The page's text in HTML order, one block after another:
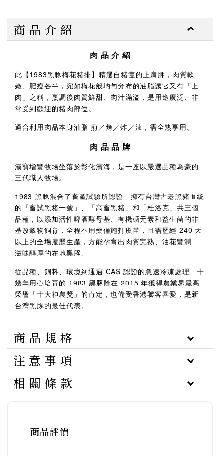
商 品 介 紹
肉 品 介 紹
此【1983黑豚梅花豬排】精選自豬隻的上肩胛，肉質軟
嫩、肥瘦各半，宛如梅花般均勻分布的油脂讓它又有「上
肉」之稱，烹調後肉質鮮甜、肉汁滿溢，是用途廣泛、非
常受到歡迎的豬肉部位。
適合利用肉品本身油脂 煎／烤／炸／滷，需全熟享用。
肉 品 品 牌
漢寶增豐牧場坐落於彰化濱海，是一座以嚴選品種為豪的
三代職人牧場。
1983 黑豚混合了畜產試驗所認證、擁有台灣古老黑豬血統
的「畜試黑豬一號」、「高畜黑豬」和「杜洛克」共三個
品種，以添加活性啤酒酵母基、有機硒元素和益生菌的非
基改穀物飼育，全程不用藥僅施打疫苗，且需歷經 240 天
以上的全場履歷生產，方能孕育出肉質完熟、油花豐潤、
滋味醇厚的在地黑豚。
從品種、飼料、環境到通過 CAS 認證的急速冷凍處理，十
幾年用心培育的 1983 黑豚除在 2015 年獲得農業界最高
榮譽「十大神農獎」的肯定，也備受香港饕客喜愛，是新
台灣黑豚的最佳代表。
商 品 規 格
注 意 事 項
相 關 條 款
商品評價